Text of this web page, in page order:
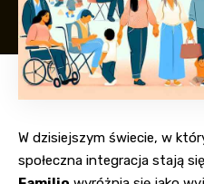
W dzisiejszym świecie, w
społeczna integracja stają